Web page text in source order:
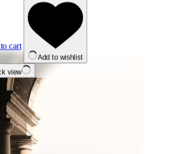
cart
Add to wishlist
view